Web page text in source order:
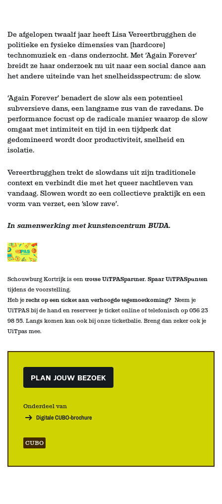
De afgelopen twaalf jaar heeft Lisa Vereertbrugghen de
politieke en fysieke dimensies van (hardcore)
technomuziek en -dans onderzocht. Met ‘Again Forever‘
breidt ze haar onderzoek nu uit naar een social dance aan
het andere uiteinde van het snelheidsspectrum: de slow.
‘Again Forever’ benadert de slow als een potentieel
subversieve dans, een langzame zus van de ravedans. De
performance focust op de radicale manier waarop de slow
omgaat met intimiteit en tijd in een tijdperk dat
gedomineerd wordt door productiviteit, snelheid en
isolatie.
Vereertbrugghen trekt de slowdans uit zijn traditionele
context en verbindt die met het queer nachtleven van
vandaag. Slowen wordt zo een collectieve praktijk en een
vorm van verzet, een ‘slow rave’.
In samenwerking met kunstencentrum BUDA.
Schouwburg Kortrijk is een trotse UiTPASpartner. Spaar UiTPASpunten
tijdens de voorstelling.
Heb je recht op een ticket aan verhoogde tegemoetkoming? Neem je
UiTPAS bij de hand en reserveer je ticket online of telefonisch op 056 23
98 55. Langs komen kan ook bij onze ticketbalie. Breng dan zeker ook je
UiTpas mee.
PLAN JOUW BEZOEK
Onderdeel van
Digitale CUBO-brochure
CUBO